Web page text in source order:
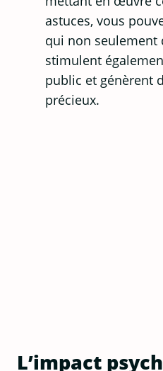
astuces, vous
qui non seulement
stimulent
public et génèrent
précieux.
L’impact